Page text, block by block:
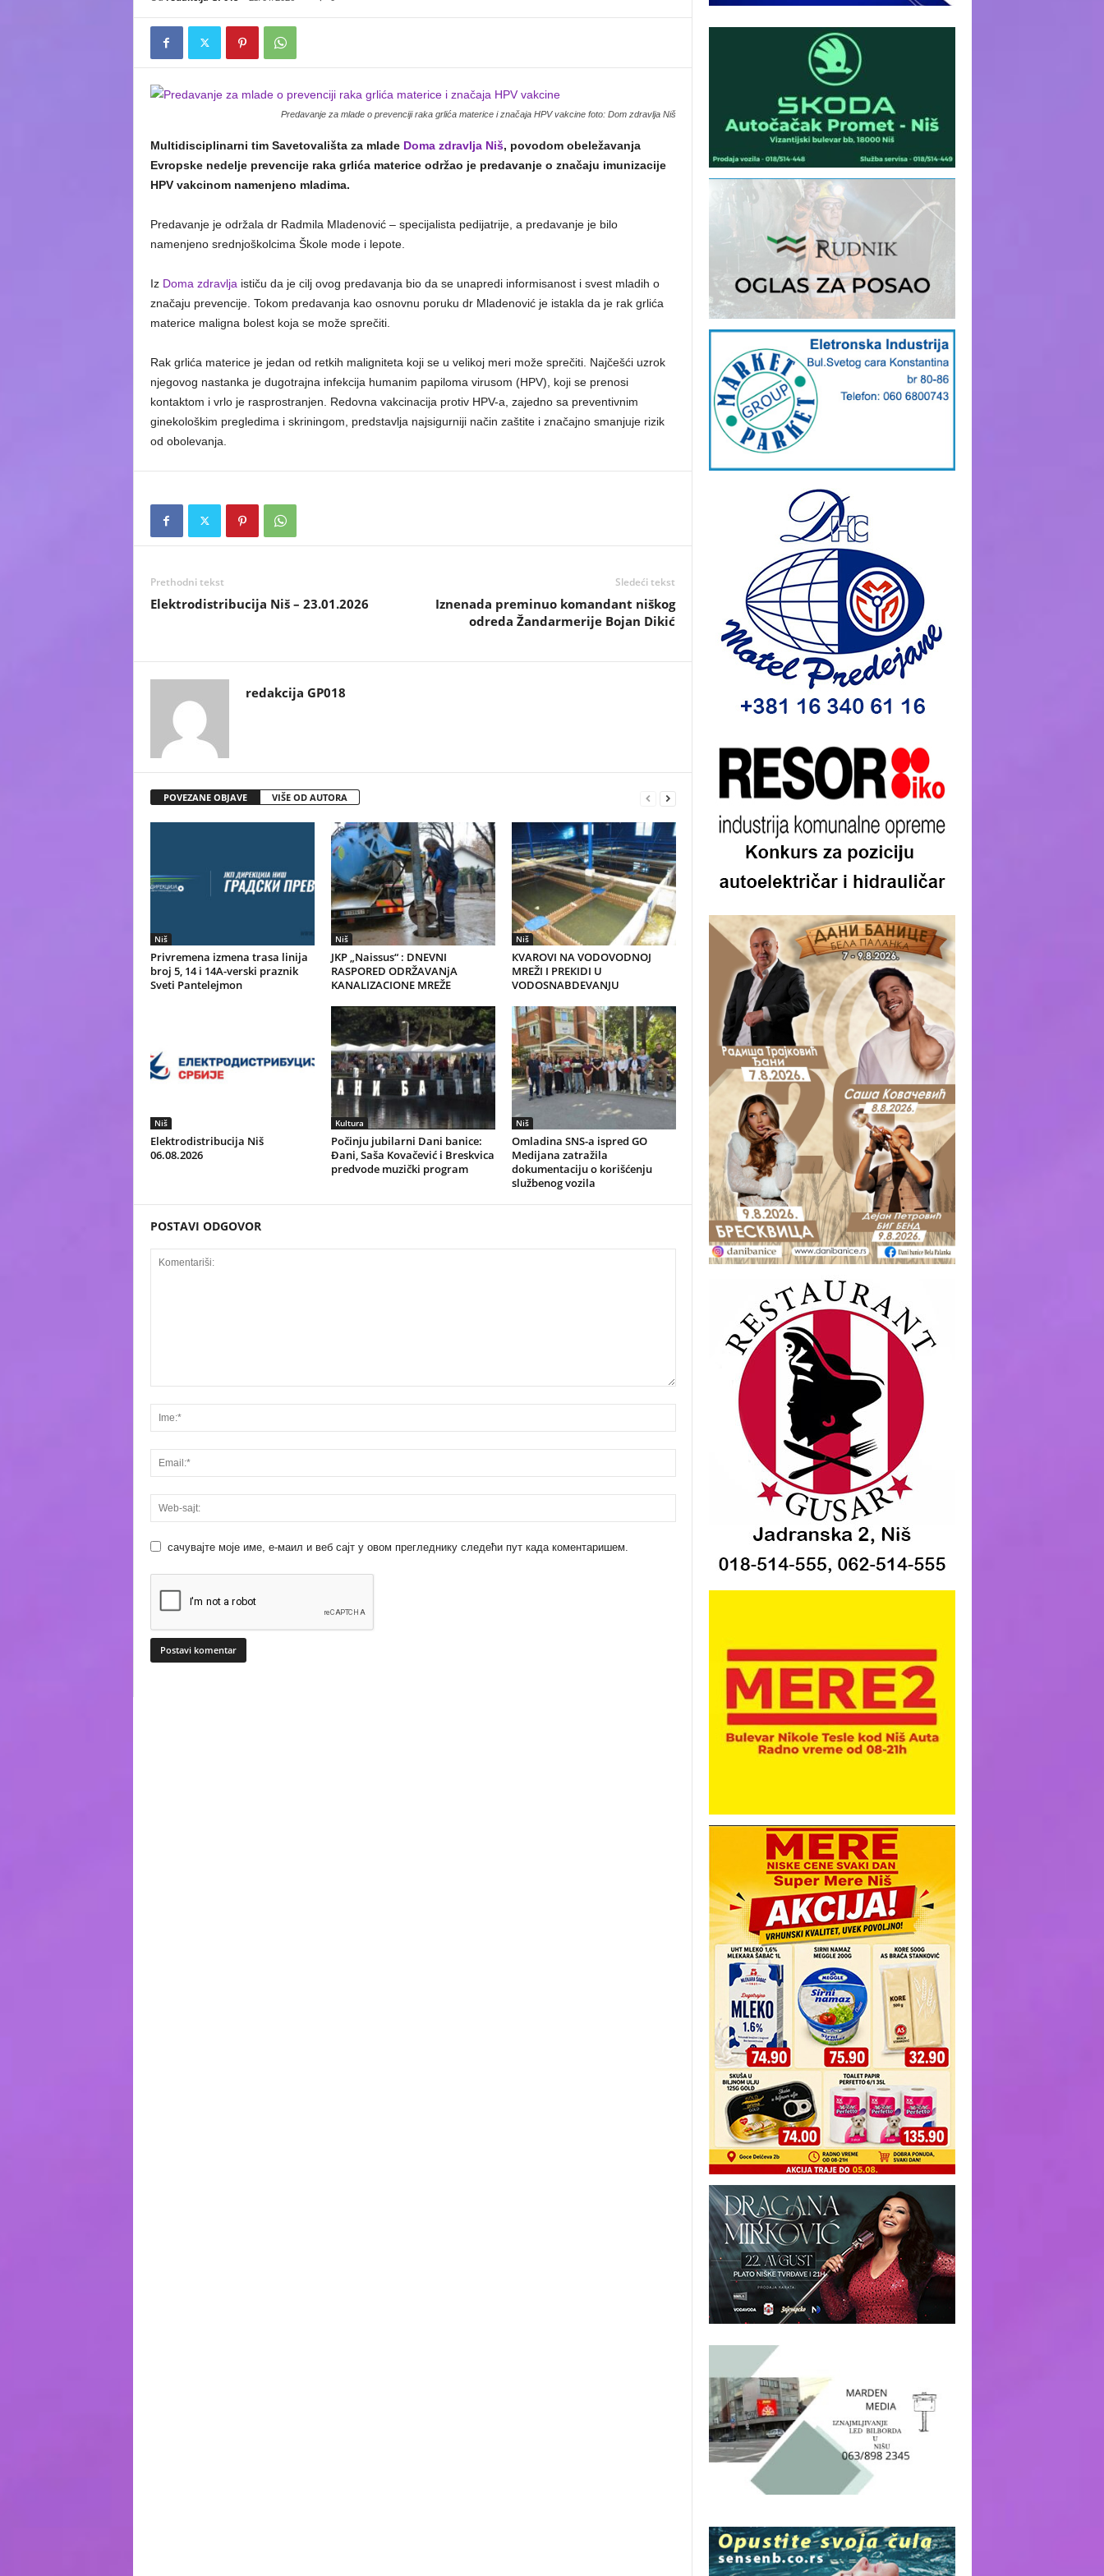
Predavanje za mlade o prevenciji raka grlića materice i značaja HPV vakcine foto: Dom zdravlja Niš
Multidisciplinarni tim Savetovališta za mlade Doma zdravlja Niš, povodom obeležavanja
Evropske nedelje prevencije raka grlića materice održao je predavanje o značaju imunizacije
HPV vakcinom namenjeno mladima.
Predavanje je održala dr Radmila Mladenović – specijalista pedijatrije, a predavanje je bilo
namenjeno srednjoškolcima Škole mode i lepote.
Iz Doma zdravlja ističu da je cilj ovog predavanja bio da se unapredi informisanost i svest mladih o
značaju prevencije. Tokom predavanja kao osnovnu poruku dr Mladenović je istakla da je rak grlića
materice maligna bolest koja se može sprečiti.
Rak grlića materice je jedan od retkih maligniteta koji se u velikoj meri može sprečiti. Najčešći uzrok
njegovog nastanka je dugotrajna infekcija humanim papiloma virusom (HPV), koji se prenosi
kontaktom i vrlo je rasprostranjen. Redovna vakcinacija protiv HPV-a, zajedno sa preventivnim
ginekološkim pregledima i skriningom, predstavlja najsigurniji način zaštite i značajno smanjuje rizik
od obolevanja.
Prethodni tekst
Elektrodistribucija Niš – 23.01.2026
Sledeći tekst
Iznenada preminuo komandant niškog
odreda Žandarmerije Bojan Dikić
redakcija GP018
POVEZANE OBJAVE VIŠE OD AUTORA
Niš
Privremena izmena trasa linija
broj 5, 14 i 14A-verski praznik
Sveti Pantelejmon
Niš
JKP „Naissus“ : DNEVNI
RASPORED ODRŽAVANjA
KANALIZACIONE MREŽE
Niš
КVAROVI NA VODOVODNOJ
MREŽI I PREКIDI U
VODOSNABDEVANJU
Niš
Elektrodistribucija Niš
06.08.2026
Kultura
Počinju jubilarni Dani banice:
Đani, Saša Kovačević i Breskvica
predvode muzički program
Niš
Omladina SNS-a ispred GO
Medijana zatražila
dokumentaciju o korišćenju
službenog vozila
POSTAVI ODGOVOR
сачувајте моје име, е-маил и веб сајт у овом прегледнику следећи пут када коментаришем.